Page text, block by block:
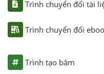
Trình chuyển đổi tài
Trình chuyển đổi
Trình tạo băm